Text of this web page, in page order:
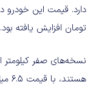
تومان افزایش یافته بود.
نسخه‌های صفر کیلومتر